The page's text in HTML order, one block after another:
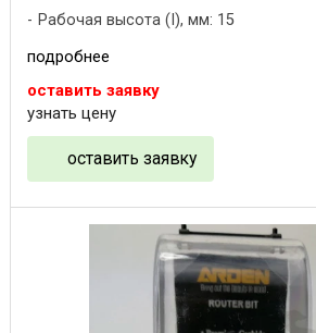
Рабочая высота (I), мм: 15
подробнее
оставить заявку
узнать цену
оставить заявку